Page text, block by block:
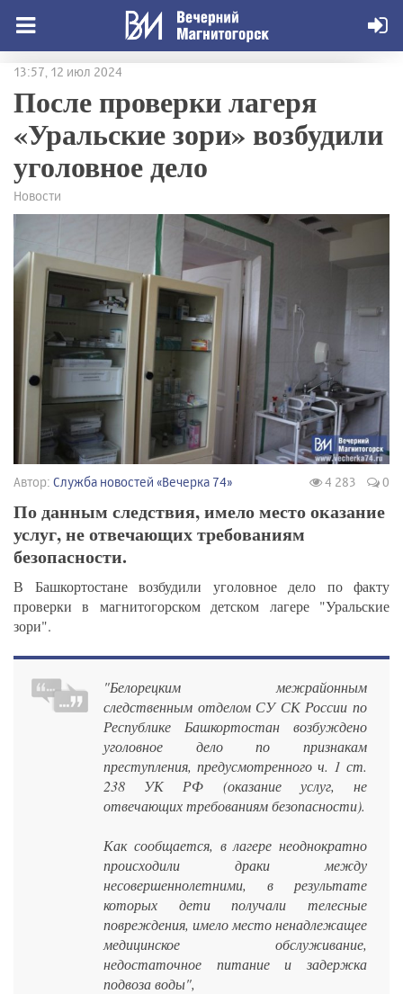
13:57, 12 июл 2024
После проверки лагеря
«Уральские зори» возбудили
уголовное дело
Новости
Автор: Служба новостей «Вечерка 74» 4 283 0
По данным следствия, имело место оказание
услуг, не отвечающих требованиям
безопасности.
В Башкортостане возбудили уголовное дело по факту
проверки в магнитогорском детском лагере "Уральские
зори".
"Белорецким межрайонным
следственным отделом СУ СК России по
Республике Башкортостан возбуждено
уголовное дело по признакам
преступления, предусмотренного ч. 1 ст.
238 УК РФ (оказание услуг, не
отвечающих требованиям безопасности).
Как сообщается, в лагере неоднократно
происходили драки между
несовершеннолетними, в результате
которых дети получали телесные
повреждения, имело место ненадлежащее
медицинское обслуживание,
недостаточное питание и задержка
подвоза воды",